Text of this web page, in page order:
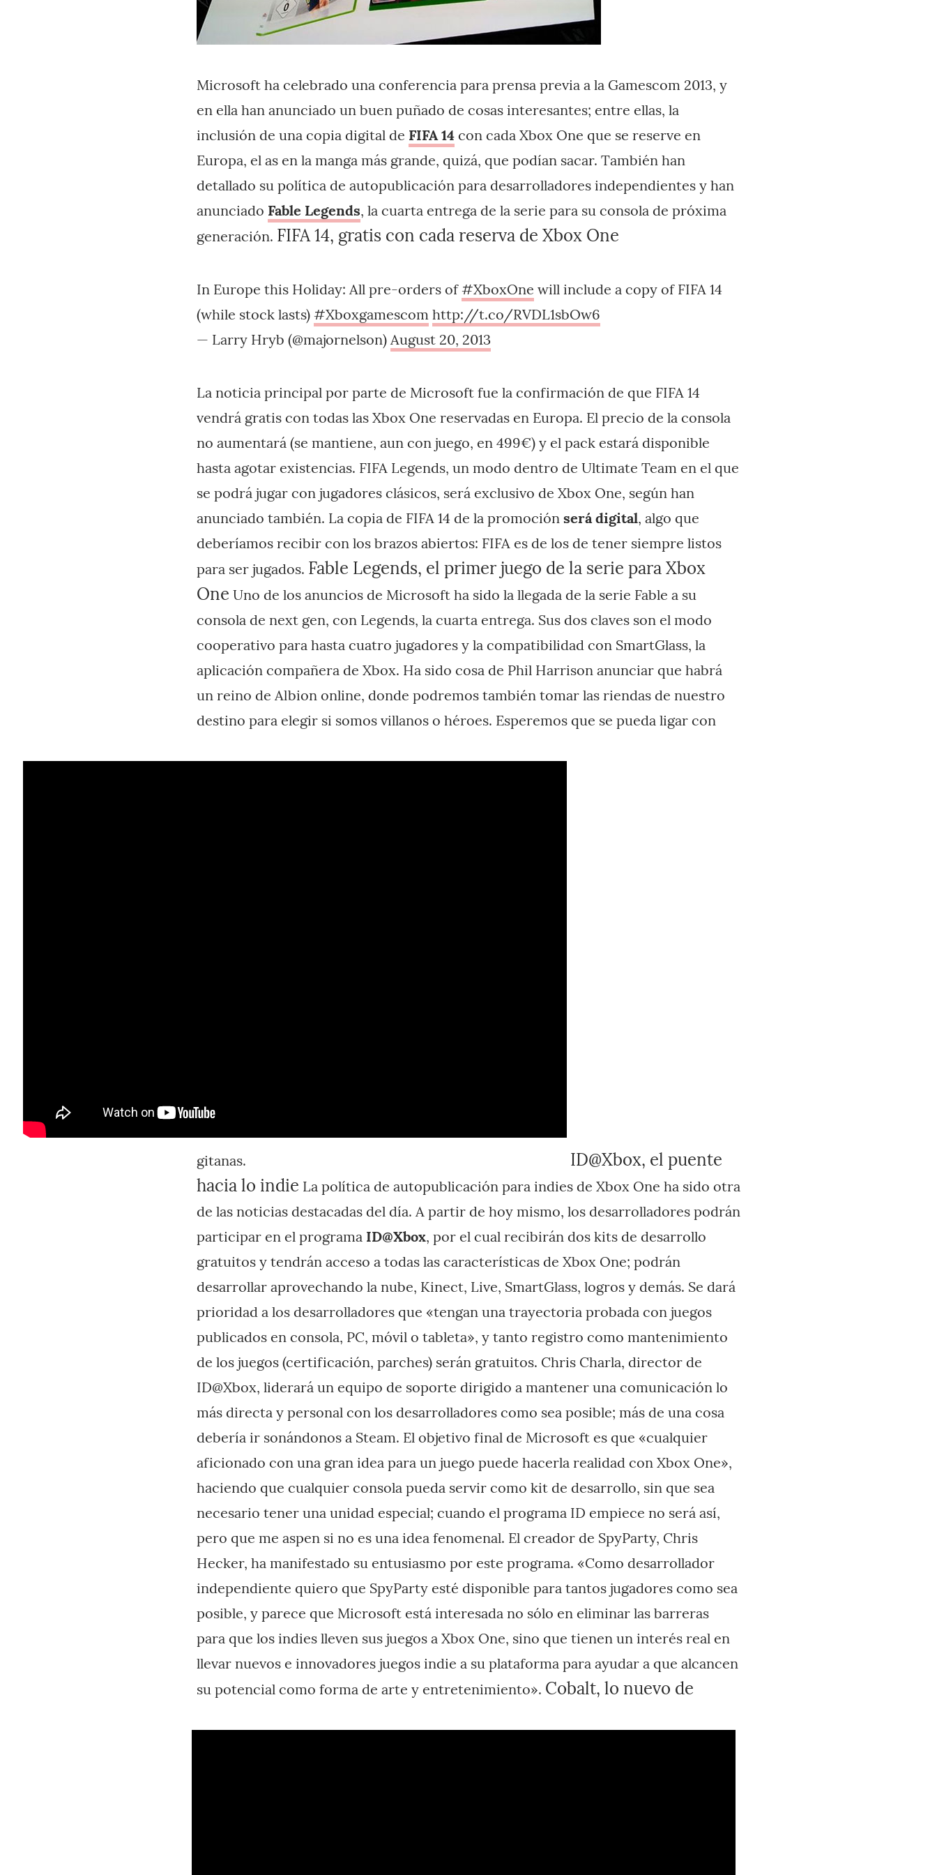
Microsoft ha celebrado una conferencia para prensa previa a la Gamescom 2013, y
en ella han anunciado un buen puñado de cosas interesantes; entre ellas, la
inclusión de una copia digital de FIFA 14 con cada Xbox One que se reserve en
Europa, el as en la manga más grande, quizá, que podían sacar. También han
detallado su política de autopublicación para desarrolladores independientes y han
anunciado Fable Legends, la cuarta entrega de la serie para su consola de próxima
generación. FIFA 14, gratis con cada reserva de Xbox One
In Europe this Holiday: All pre-orders of#XboxOne will include a copy of FIFA 14
(while stock lasts) #Xboxgamescom http://t.co/RVDL1sbOw6
— Larry Hryb (@majornelson) August 20, 2013
La noticia principal por parte de Microsoft fue la confirmación de que FIFA 14
vendrá gratis con todas las Xbox One reservadas en Europa. El precio de la consola
no aumentará (se mantiene, aun con juego, en 499€) y el pack estará disponible
hasta agotar existencias. FIFA Legends, un modo dentro de Ultimate Team en el que
se podrá jugar con jugadores clásicos, será exclusivo de Xbox One, según han
anunciado también. La copia de FIFA 14 de la promoción será digital, algo que
deberíamos recibir con los brazos abiertos: FIFA es de los de tener siempre listos
para ser jugados. Fable Legends, el primer juego de la serie para Xbox
One Uno de los anuncios de Microsoft ha sido la llegada de la serie Fable a su
consola de next gen, con Legends, la cuarta entrega. Sus dos claves son el modo
cooperativo para hasta cuatro jugadores y la compatibilidad con SmartGlass, la
aplicación compañera de Xbox. Ha sido cosa de Phil Harrison anunciar que habrá
un reino de Albion online, donde podremos también tomar las riendas de nuestro
destino para elegir si somos villanos o héroes. Esperemos que se pueda ligar con
gitanas.
ID@Xbox, el puente
hacia lo indie La política de autopublicación para indies de Xbox One ha sido otra
de las noticias destacadas del día. A partir de hoy mismo, los desarrolladores podrán
participar en el programa ID@Xbox, por el cual recibirán dos kits de desarrollo
gratuitos y tendrán acceso a todas las características de Xbox One; podrán
desarrollar aprovechando la nube, Kinect, Live, SmartGlass, logros y demás. Se dará
prioridad a los desarrolladores que «tengan una trayectoria probada con juegos
publicados en consola, PC, móvil o tableta», y tanto registro como mantenimiento
de los juegos (certificación, parches) serán gratuitos. Chris Charla, director de
ID@Xbox, liderará un equipo de soporte dirigido a mantener una comunicación lo
más directa y personal con los desarrolladores como sea posible; más de una cosa
debería ir sonándonos a Steam. El objetivo final de Microsoft es que «cualquier
aficionado con una gran idea para un juego puede hacerla realidad con Xbox One»,
haciendo que cualquier consola pueda servir como kit de desarrollo, sin que sea
necesario tener una unidad especial; cuando el programa ID empiece no será así,
pero que me aspen si no es una idea fenomenal. El creador de SpyParty, Chris
Hecker, ha manifestado su entusiasmo por este programa. «Como desarrollador
independiente quiero que SpyParty esté disponible para tantos jugadores como sea
posible, y parece que Microsoft está interesada no sólo en eliminar las barreras
para que los indies lleven sus juegos a Xbox One, sino que tienen un interés real en
llevar nuevos e innovadores juegos indie a su plataforma para ayudar a que alcancen
su potencial como forma de arte y entretenimiento». Cobalt, lo nuevo de